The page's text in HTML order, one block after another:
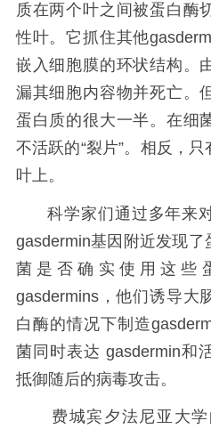
质在两个叶之间被蛋白酶
性叶。它抓住其他
嵌入细胞膜的环状结构。
漏其细胞内容物并死亡。
蛋白质的很大一半。在细
不活跃的“裂片”。相反，
叶上。
科学家们通过多年来对
gasdermin基因附近发现
菌是否确实使用这些
gasdermins，他们诱导大
白酶的情况下制造
菌同时表达 gasdermin和
抵御随后的病毒攻击。
费城宾夕法尼亚大学